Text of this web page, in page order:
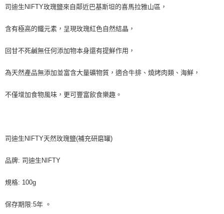
司迪生NIFTY玫瑰鹽來自鄰近巴基斯坦的喜馬拉雅山區，
含有極高的鐵元素，呈現玫瑰紅色自然結晶，
回甘不死鹹無任何添加物本身還有提鮮作用，
為天然產品無添加並富含大量礦物質，適合牛排、燒烤肉類、海鮮，
不僅增加食物風味，更可豐富飲食樂趣。
司迪生NIFTY天然玫瑰鹽(補充研磨罐)
品牌: 司迪生NIFTY
規格: 100g
保存期限:5年 。